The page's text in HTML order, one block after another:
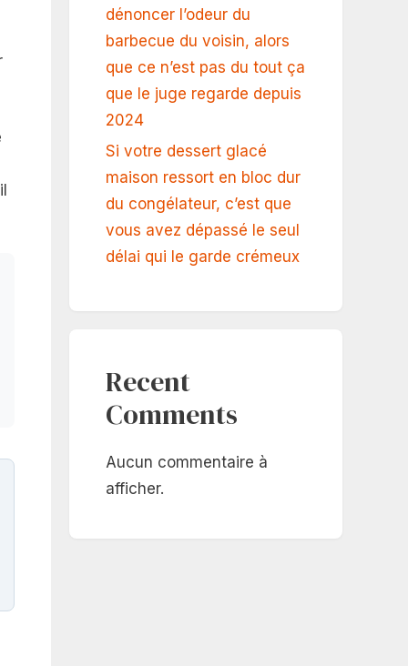
dénoncer l’odeur du
barbecue du voisin, alors
que ce n’est pas du tout ça
que le juge regarde depuis
2024
Si votre dessert glacé
maison ressort en bloc dur
du congélateur, c’est que
vous avez dépassé le seul
délai qui le garde crémeux
Recent
Comments
Aucun commentaire à
afficher.